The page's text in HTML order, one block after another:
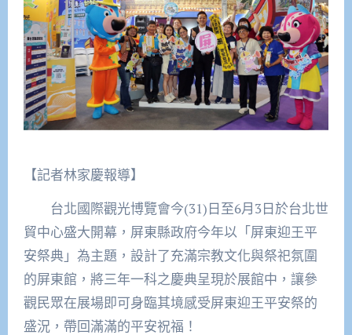
【記者林家慶報導】
台北國際觀光博覽會今(31)日至6月3日於台北世
貿中心盛大開幕，屏東縣政府今年以「屏東迎王平
安祭典」為主題，設計了充滿宗教文化與祭祀氛圍
的屏東館，將三年一科之慶典呈現於展館中，讓參
觀民眾在展場即可身臨其境感受屏東迎王平安祭的
盛況，帶回滿滿的平安祝福！